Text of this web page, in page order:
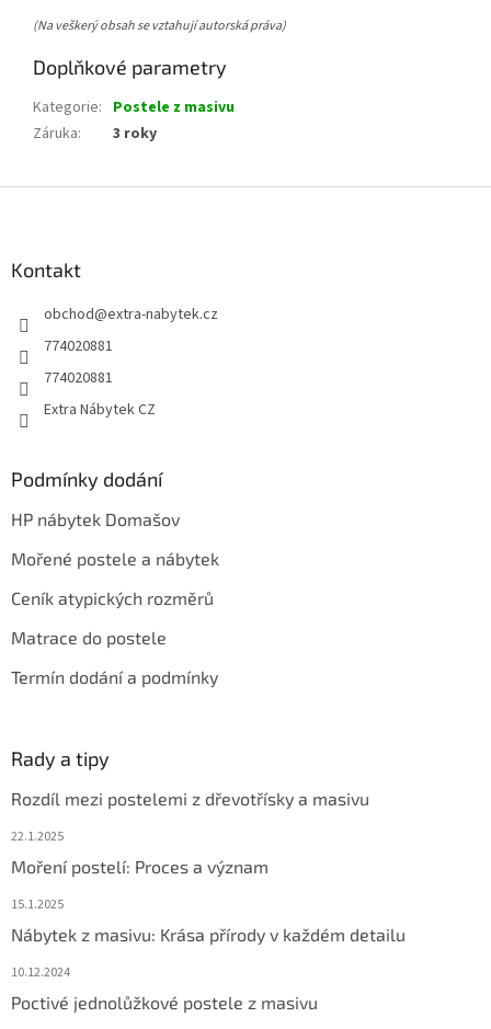
(Na veškerý obsah se vztahují autorská práva)
Doplňkové parametry
Kategorie: Postele z masivu
Záruka: 3 roky
Kontakt
obchod@extra-nabytek.cz
774020881
774020881
Extra Nábytek CZ
Podmínky dodání
HP nábytek Domašov
Mořené postele a nábytek
Ceník atypických rozměrů
Matrace do postele
Termín dodání a podmínky
Rady a tipy
Rozdíl mezi postelemi z dřevotřísky a masivu
22.1.2025
Moření postelí: Proces a význam
15.1.2025
Nábytek z masivu: Krása přírody v každém detailu
10.12.2024
Poctivé jednolůžkové postele z masivu